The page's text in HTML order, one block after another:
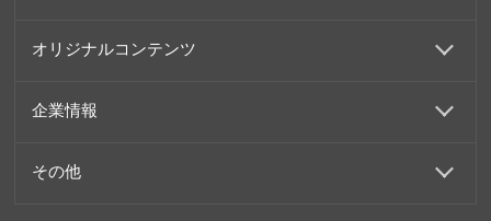
オリジナルコンテンツ
企業情報
その他